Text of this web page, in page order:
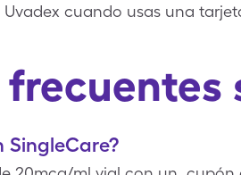
cuando usas una
SingleCare?